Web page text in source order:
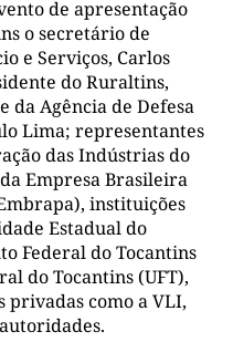
de apresentação
o secretário de
e Serviços, Carlos
do Ruraltins,
da Agência de Defesa
Lima; representantes
das Indústrias do
Empresa Brasileira
instituições
Estadual do
Federal do Tocantins
do Tocantins (UFT),
privadas como a VLI,